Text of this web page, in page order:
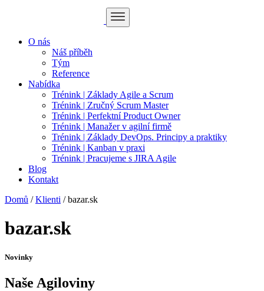
O nás
Náš příběh
Tým
Reference
Nabídka
Trénink | Základy Agile a Scrum
Trénink | Zručný Scrum Master
Trénink | Perfektní Product Owner
Trénink | Manažer v agilní firmě
Trénink | Základy DevOps. Principy a praktiky
Trénink | Kanban v praxi
Trénink | Pracujeme s JIRA Agile
Blog
Kontakt
Domů / Klienti / bazar.sk
bazar.sk
Novinky
Naše Agiloviny